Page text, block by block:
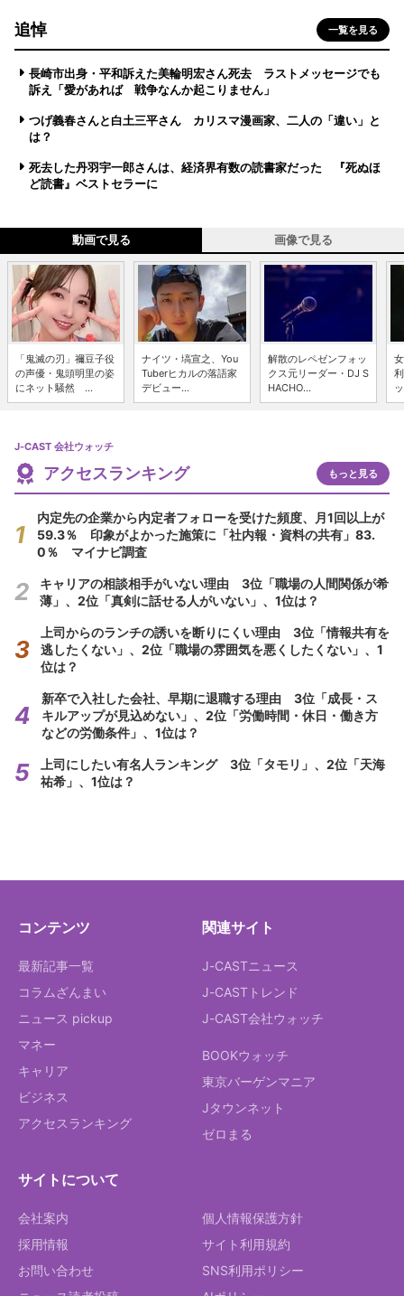
追悼 一覧を見る
長崎市出身・平和訴えた美輪明宏さん死去 ラストメッセージでも
訴え「愛があれば 戦争なんか起こりません」
つげ義春さんと白土三平さん カリスマ漫画家、二人の「違い」と
は？
死去した丹羽宇一郎さんは、経済界有数の読書家だった 『死ぬほ
ど読書』ベストセラーに
動画で見る 画像で見る
「鬼滅の刃」禰豆子役
の声優・鬼頭明里の姿
にネット騒然 ...
ナイツ・塙宣之、You
Tuberヒカルの落語家
デビュー...
解散のレペゼンフォッ
クス元リーダー・DJ S
HACHO...
J-CAST 会社ウォッチ
アクセスランキング もっと見る
内定先の企業から内定者フォローを受けた頻度、月1回以上が
59.3％ 印象がよかった施策に「社内報・資料の共有」83.
0％ マイナビ調査
キャリアの相談相手がいない理由 3位「職場の人間関係が希
薄」、2位「真剣に話せる人がいない」、1位は？
上司からのランチの誘いを断りにくい理由 3位「情報共有を
逃したくない」、2位「職場の雰囲気を悪くしたくない」、1
位は？
新卒で入社した会社、早期に退職する理由 3位「成長・ス
キルアップが見込めない」、2位「労働時間・休日・働き方
などの労働条件」、1位は？
上司にしたい有名人ランキング 3位「タモリ」、2位「天海
祐希」、1位は？
コンテンツ
最新記事一覧
コラムざんまい
ニュース pickup
マネー
キャリア
ビジネス
アクセスランキング
関連サイト
J-CASTニュース
J-CASTトレンド
J-CAST会社ウォッチ
BOOKウォッチ
東京バーゲンマニア
Jタウンネット
ゼロまる
サイトについて
会社案内
採用情報
お問い合わせ
個人情報保護方針
サイト利用規約
SNS利用ポリシー